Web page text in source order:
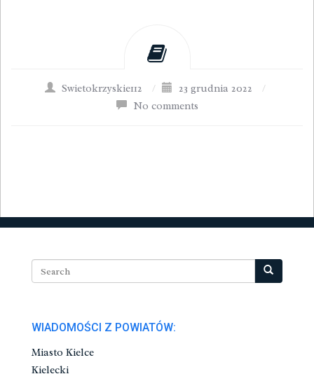
Swietokrzyskie112 / 23 grudnia 2022
/
No comments
WIADOMOŚCI Z POWIATÓW:
Miasto Kielce
Kielecki